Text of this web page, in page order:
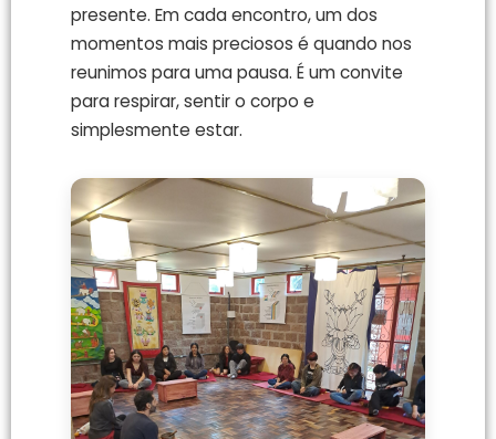
presente. Em cada encontro, um dos
momentos mais preciosos é quando nos
reunimos para uma pausa. É um convite
para respirar, sentir o corpo e
simplesmente estar.